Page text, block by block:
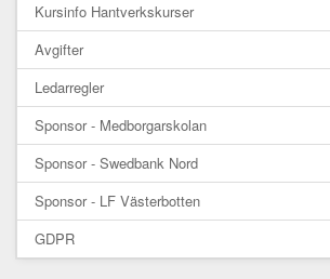
Kursinfo Hantverkskurser
Avgifter
Ledarregler
Sponsor - Medborgarskolan
Sponsor - Swedbank Nord
Sponsor - LF Västerbotten
GDPR